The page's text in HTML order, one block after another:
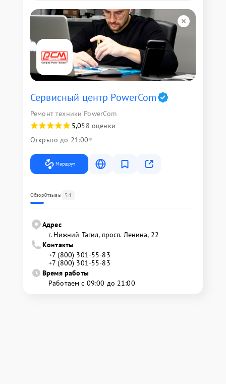
Сервисный центр PowerCom
Ремонт техники PowerCom
5,058 оценки
Открыто до 21:00
Маршрут
ОбзорОтзывы 54
Адрес
г. Нижний Тагил, просп. Ленина, 22
Контакты
+7 (800) 301-55-83
+7 (800) 301-55-83
Время работы
Работаем с 09:00 до 21:00